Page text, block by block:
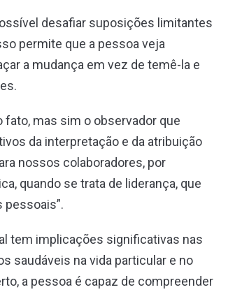
desafiar suposições limitantes
permite que a pessoa veja
a mudança em vez de temê-la e
fato, mas sim o observador que
da interpretação e da atribuição
nossos colaboradores, por
quando se trata de liderança, que
tem implicações significativas nas
saudáveis na vida particular e no
a pessoa é capaz de compreender